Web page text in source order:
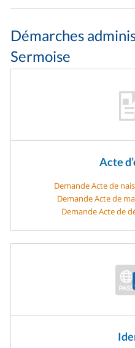
Démarches
Sermoise
Acte
Demande Acte de
Demande Acte de
Demande Acte de